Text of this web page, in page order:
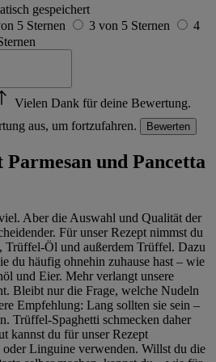
gespeichert
5 Sternen 3 von 5 Sternen
4
Vielen Dank für deine Bewertung.
aus, um fortzufahren.
Bewerten
und Pancetta
Aber die Auswahl und Qualität der
Für unser Rezept nimmst du
Trüffel-Öl und außerdem Trüffel. Dazu
du häufig ohnehin zuhause hast – wie
und Eier. Mehr verlangt unsere
Bleibt nur die Frage, welche Nudeln
Empfehlung: Lang sollten sie sein –
Trüffel-Spaghetti schmecken daher
kannst du für unser Rezept
Linguine verwenden. Willst du die